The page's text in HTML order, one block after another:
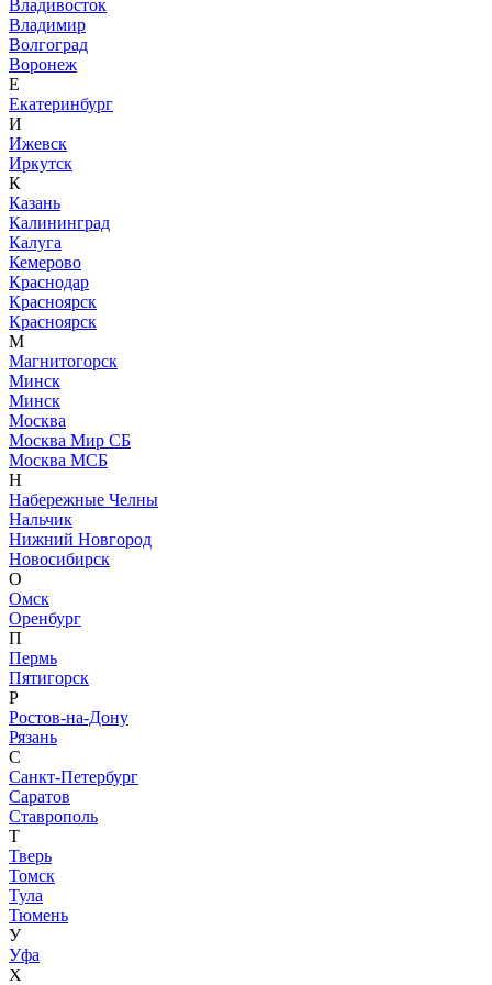
Владивосток
Владимир
Волгоград
Воронеж
Е
Екатеринбург
И
Ижевск
Иркутск
К
Казань
Калининград
Калуга
Кемерово
Краснодар
Красноярск
Красноярск
М
Магнитогорск
Минск
Минск
Москва
Москва Мир СБ
Москва МСБ
Н
Набережные Челны
Нальчик
Нижний Новгород
Новосибирск
О
Омск
Оренбург
П
Пермь
Пятигорск
Р
Ростов-на-Дону
Рязань
С
Санкт-Петербург
Саратов
Ставрополь
Т
Тверь
Томск
Тула
Тюмень
У
Уфа
Х